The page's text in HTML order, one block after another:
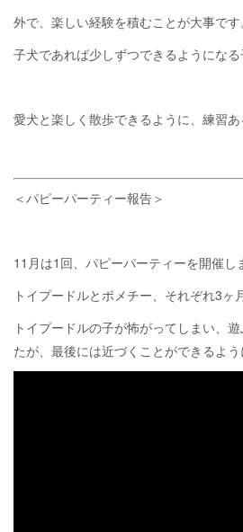
外で、楽しい経験を積むことが大事です
子犬であれば少しずつできるようになる
愛犬と楽しく散歩できるように、練習あ
＜パピーパーティー報告＞
11月は1回、パピーパーティーを開催し
トイプードルとポメチー、それぞれ3ヶ
トイプードルの子が怖がってしまい、
たが、最後には近づくことができるよう